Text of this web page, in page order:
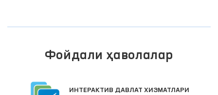
Фойдали ҳаволалар
ИНТЕРАКТИВ ДАВЛАТ ХИЗМАТЛАРИ